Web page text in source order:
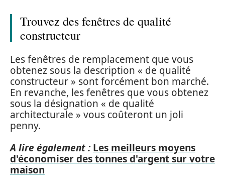
Trouvez des fenêtres de qualité
constructeur
Les fenêtres de remplacement que vous
obtenez sous la description « de qualité
constructeur » sont forcément bon marché.
En revanche, les fenêtres que vous obtenez
sous la désignation « de qualité
architecturale » vous coûteront un joli
penny.
A lire également : Les meilleurs moyens
d'économiser des tonnes d'argent sur votre
maison